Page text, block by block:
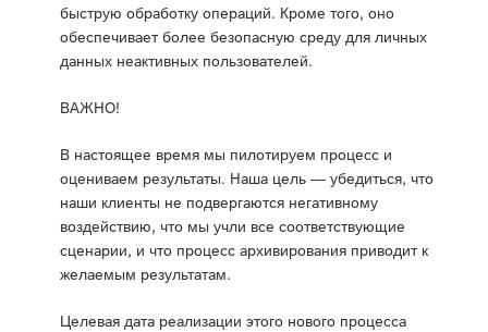
быструю обработку операций. Кроме того, оно
обеспечивает более безопасную среду для личных
данных неактивных пользователей.
ВАЖНО!
В настоящее время мы пилотируем процесс и
оцениваем результаты. Наша цель — убедиться, что
наши клиенты не подвергаются негативному
воздействию, что мы учли все соответствующие
сценарии, и что процесс архивирования приводит к
желаемым результатам.
Целевая дата реализации этого нового процесса